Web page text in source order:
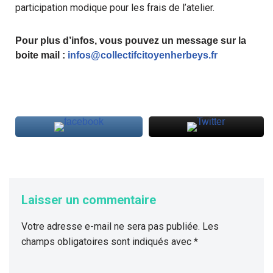
participation modique pour les frais de l’atelier.
Pour plus d’infos, vous pouvez un message sur la
boite mail : infos@collectifcitoyenherbeys.fr
Laisser un commentaire
Votre adresse e-mail ne sera pas publiée. Les
champs obligatoires sont indiqués avec *